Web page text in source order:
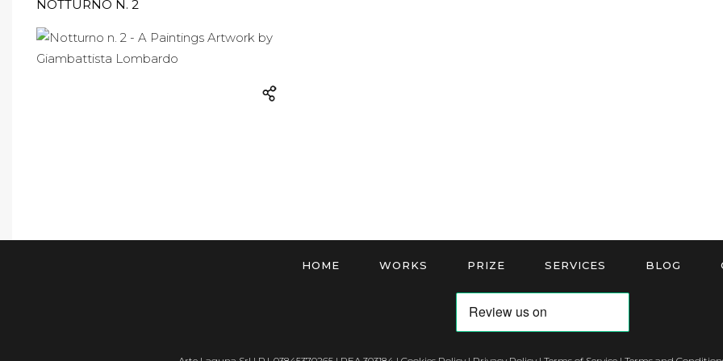
NOTTURNO N. 2
HOME WORKS PRIZE SERVICES BLOG